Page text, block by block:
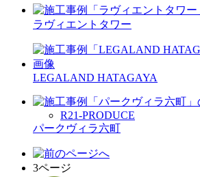
ラヴィエントタワー
LEGALAND HATAGAYA
R21-PRODUCE
パークヴィラ六町
3ページ